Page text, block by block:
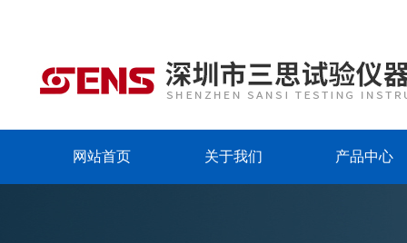
网站首页 关于我们 产品中心